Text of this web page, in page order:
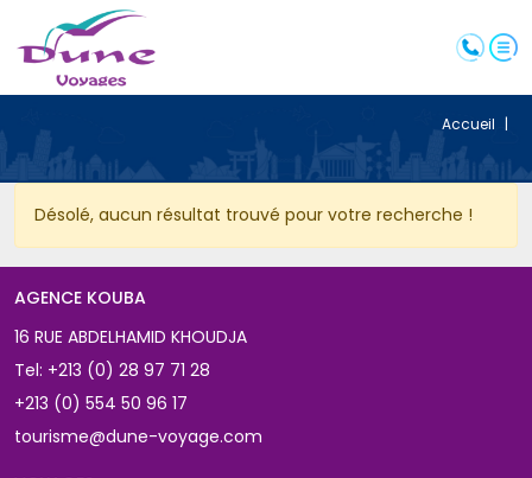
Accueil |
Désolé, aucun résultat trouvé pour votre recherche !
AGENCE KOUBA
16 RUE ABDELHAMID KHOUDJA
Tel: +213 (0) 28 97 71 28
+213 (0) 554 50 96 17
tourisme@dune-voyage.com